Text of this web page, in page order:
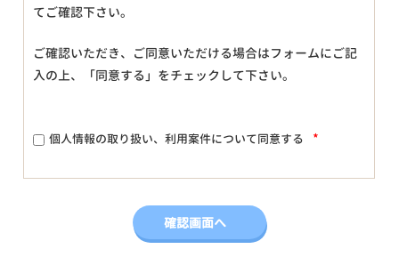
てご確認下さい。
ご確認いただき、ご同意いただける場合はフォームにご記
入の上、「同意する」をチェックして下さい。
個人情報の取り扱い、利用案件について同意する *